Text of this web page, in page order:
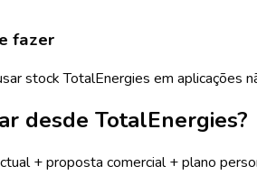
fazer
stock TotalEnergies em
desde TotalEnergies?
+ proposta comercial + plano